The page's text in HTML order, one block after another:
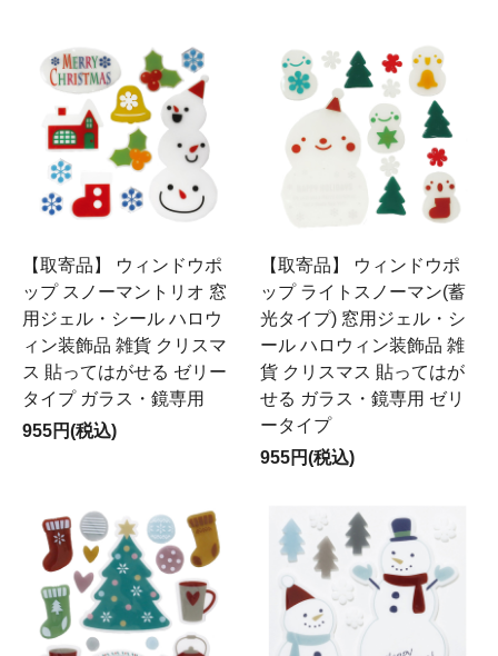
【取寄品】 ウィンドウポ
ップ スノーマントリオ 窓
用ジェル・シール ハロウ
ィン装飾品 雑貨 クリスマ
ス 貼ってはがせる ゼリー
タイプ ガラス・鏡専用
955円(税込)
【取寄品】 ウィンドウポ
ップ ライトスノーマン(蓄
光タイプ) 窓用ジェル・シ
ール ハロウィン装飾品 雑
貨 クリスマス 貼ってはが
せる ガラス・鏡専用 ゼリ
ータイプ
955円(税込)